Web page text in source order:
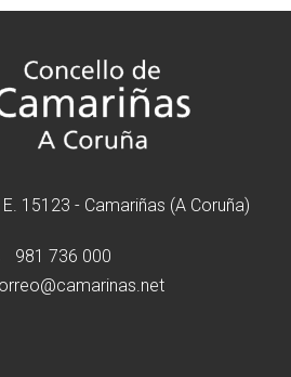
15123 - Camariñas (A Coruña)
981 736 000